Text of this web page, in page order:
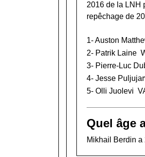
2016 de la LNH
repêchage de
1-Auston
2- Patrik Laine
3- Pierre-Luc
4- Jesse
5- Olli Juolevi
Quel âge
Mikhail Berdin a